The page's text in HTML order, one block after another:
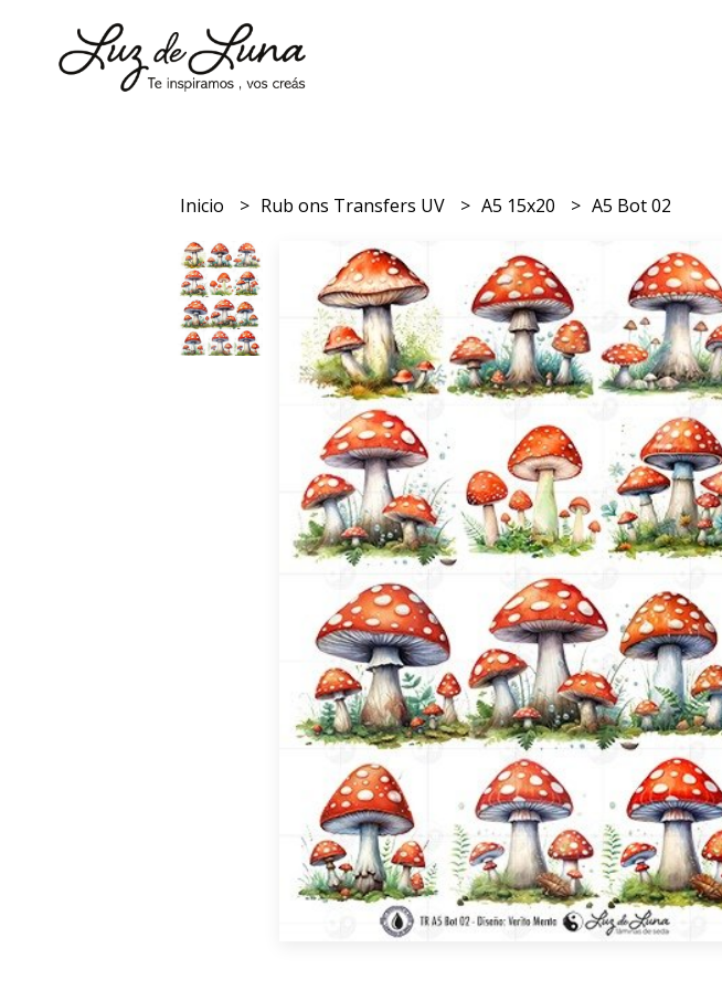
Inicio Rub ons Transfers UV A5 15x20 A5 Bot 02